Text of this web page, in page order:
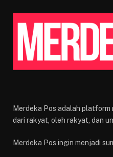
Merdeka Pos adalah
dari rakyat, oleh rakyat, dan
Merdeka Pos ingin menjadi